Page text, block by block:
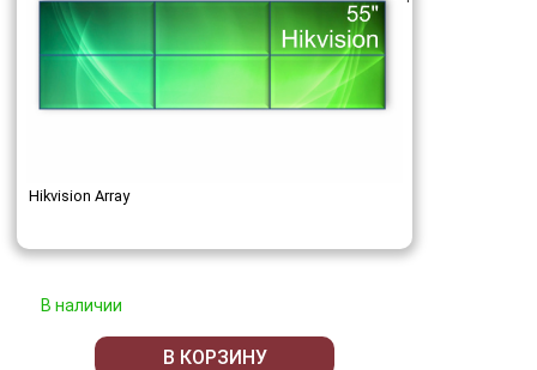
Hikvision Array
В наличии
В КОРЗИНУ